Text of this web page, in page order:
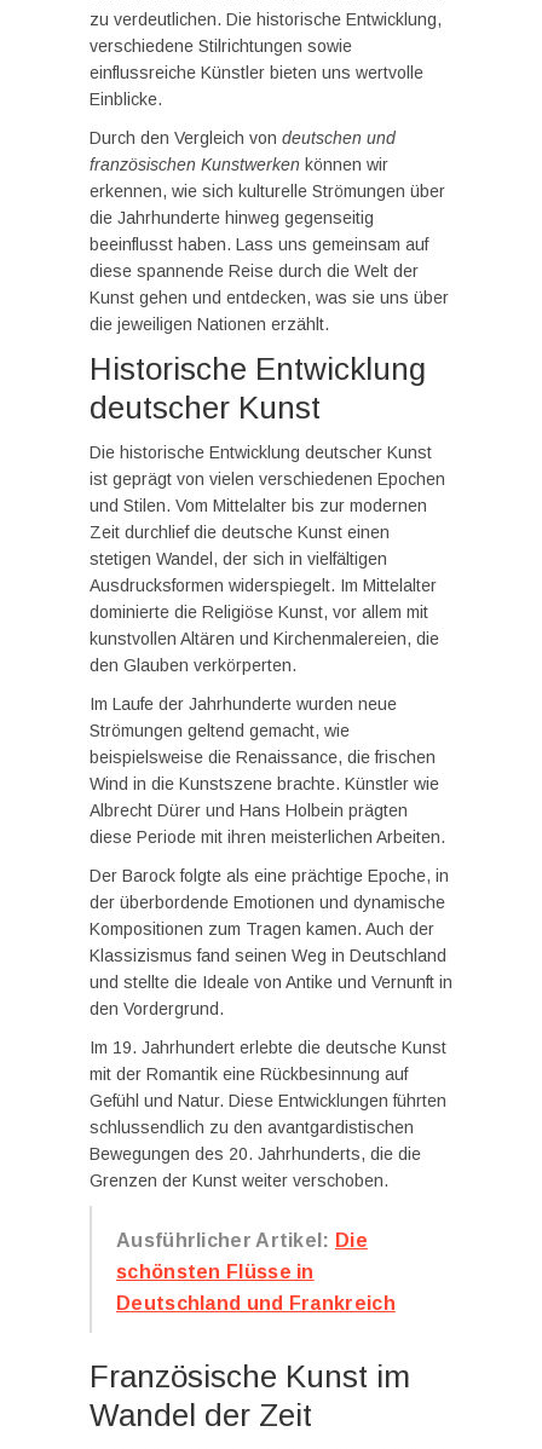
zu verdeutlichen. Die historische Entwicklung,
verschiedene Stilrichtungen sowie
einflussreiche Künstler bieten uns wertvolle
Einblicke.
Durch den Vergleich von deutschen und
französischen Kunstwerken können wir
erkennen, wie sich kulturelle Strömungen über
die Jahrhunderte hinweg gegenseitig
beeinflusst haben. Lass uns gemeinsam auf
diese spannende Reise durch die Welt der
Kunst gehen und entdecken, was sie uns über
die jeweiligen Nationen erzählt.
Historische Entwicklung
deutscher Kunst
Die historische Entwicklung deutscher Kunst
ist geprägt von vielen verschiedenen Epochen
und Stilen. Vom Mittelalter bis zur modernen
Zeit durchlief die deutsche Kunst einen
stetigen Wandel, der sich in vielfältigen
Ausdrucksformen widerspiegelt. Im Mittelalter
dominierte die Religiöse Kunst, vor allem mit
kunstvollen Altären und Kirchenmalereien, die
den Glauben verkörperten.
Im Laufe der Jahrhunderte wurden neue
Strömungen geltend gemacht, wie
beispielsweise die Renaissance, die frischen
Wind in die Kunstszene brachte. Künstler wie
Albrecht Dürer und Hans Holbein prägten
diese Periode mit ihren meisterlichen Arbeiten.
Der Barock folgte als eine prächtige Epoche, in
der überbordende Emotionen und dynamische
Kompositionen zum Tragen kamen. Auch der
Klassizismus fand seinen Weg in Deutschland
und stellte die Ideale von Antike und Vernunft in
den Vordergrund.
Im 19. Jahrhundert erlebte die deutsche Kunst
mit der Romantik eine Rückbesinnung auf
Gefühl und Natur. Diese Entwicklungen führten
schlussendlich zu den avantgardistischen
Bewegungen des 20. Jahrhunderts, die die
Grenzen der Kunst weiter verschoben.
Ausführlicher Artikel: Die
schönsten Flüsse in
Deutschland und Frankreich
Französische Kunst im
Wandel der Zeit